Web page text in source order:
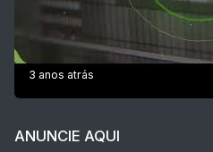
3 anos atrás
ANUNCIE AQUI